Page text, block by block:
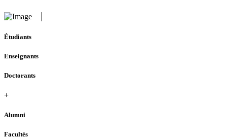
Étudiants
Enseignants
Doctorants
+
Alumni
Facultés